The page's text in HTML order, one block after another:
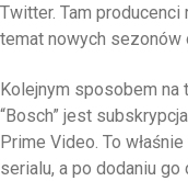
Twitter. Tam
temat nowych sezonów
Kolejnym sposobem
“Bosch” jest
Prime Video. To
serialu, a po dodaniu